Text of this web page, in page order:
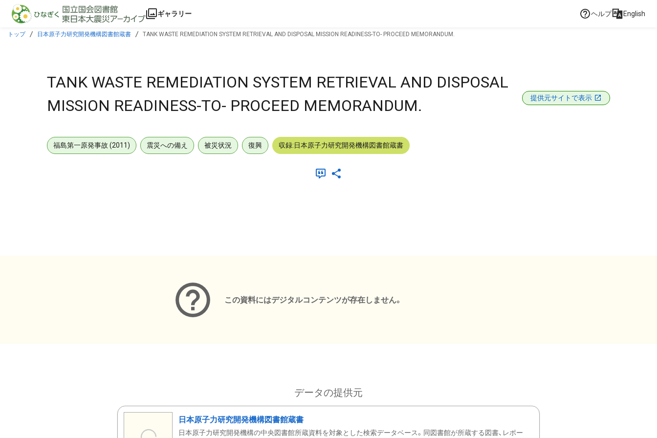
本文に飛ぶ
ギャラリー ヘルプ English
トップ 日本原子力研究開発機構図書館蔵書 TANK WASTE REMEDIATION SYSTEM RETRIEVAL AND DISPOSAL MISSION READINESS-TO- PROCEED MEMORANDUM.
TANK WASTE REMEDIATION SYSTEM RETRIEVAL AND DISPOSAL
MISSION READINESS-TO- PROCEED MEMORANDUM.
提供元サイトで表示
福島第一原発事故 (2011) 震災への備え 被災状況 復興 収録:日本原子力研究開発機構図書館蔵書
この資料にはデジタルコンテンツが存在しません。
データの提供元
日本原子力研究開発機構図書館蔵書
日本原子力研究開発機構の中央図書館所蔵資料を対象とした検索データベース。同図書館が所蔵する図書、レポー